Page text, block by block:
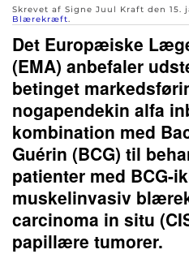
Skrevet af Signe Juul Kraft den 15.
Blærekræft.
Det Europæiske
(EMA) anbefaler
betinget
nogapendekin alfa
kombination med
Guérin (BCG) til
patienter med BCG-
muskelinvasiv
carcinoma in situ
papillære tumorer.